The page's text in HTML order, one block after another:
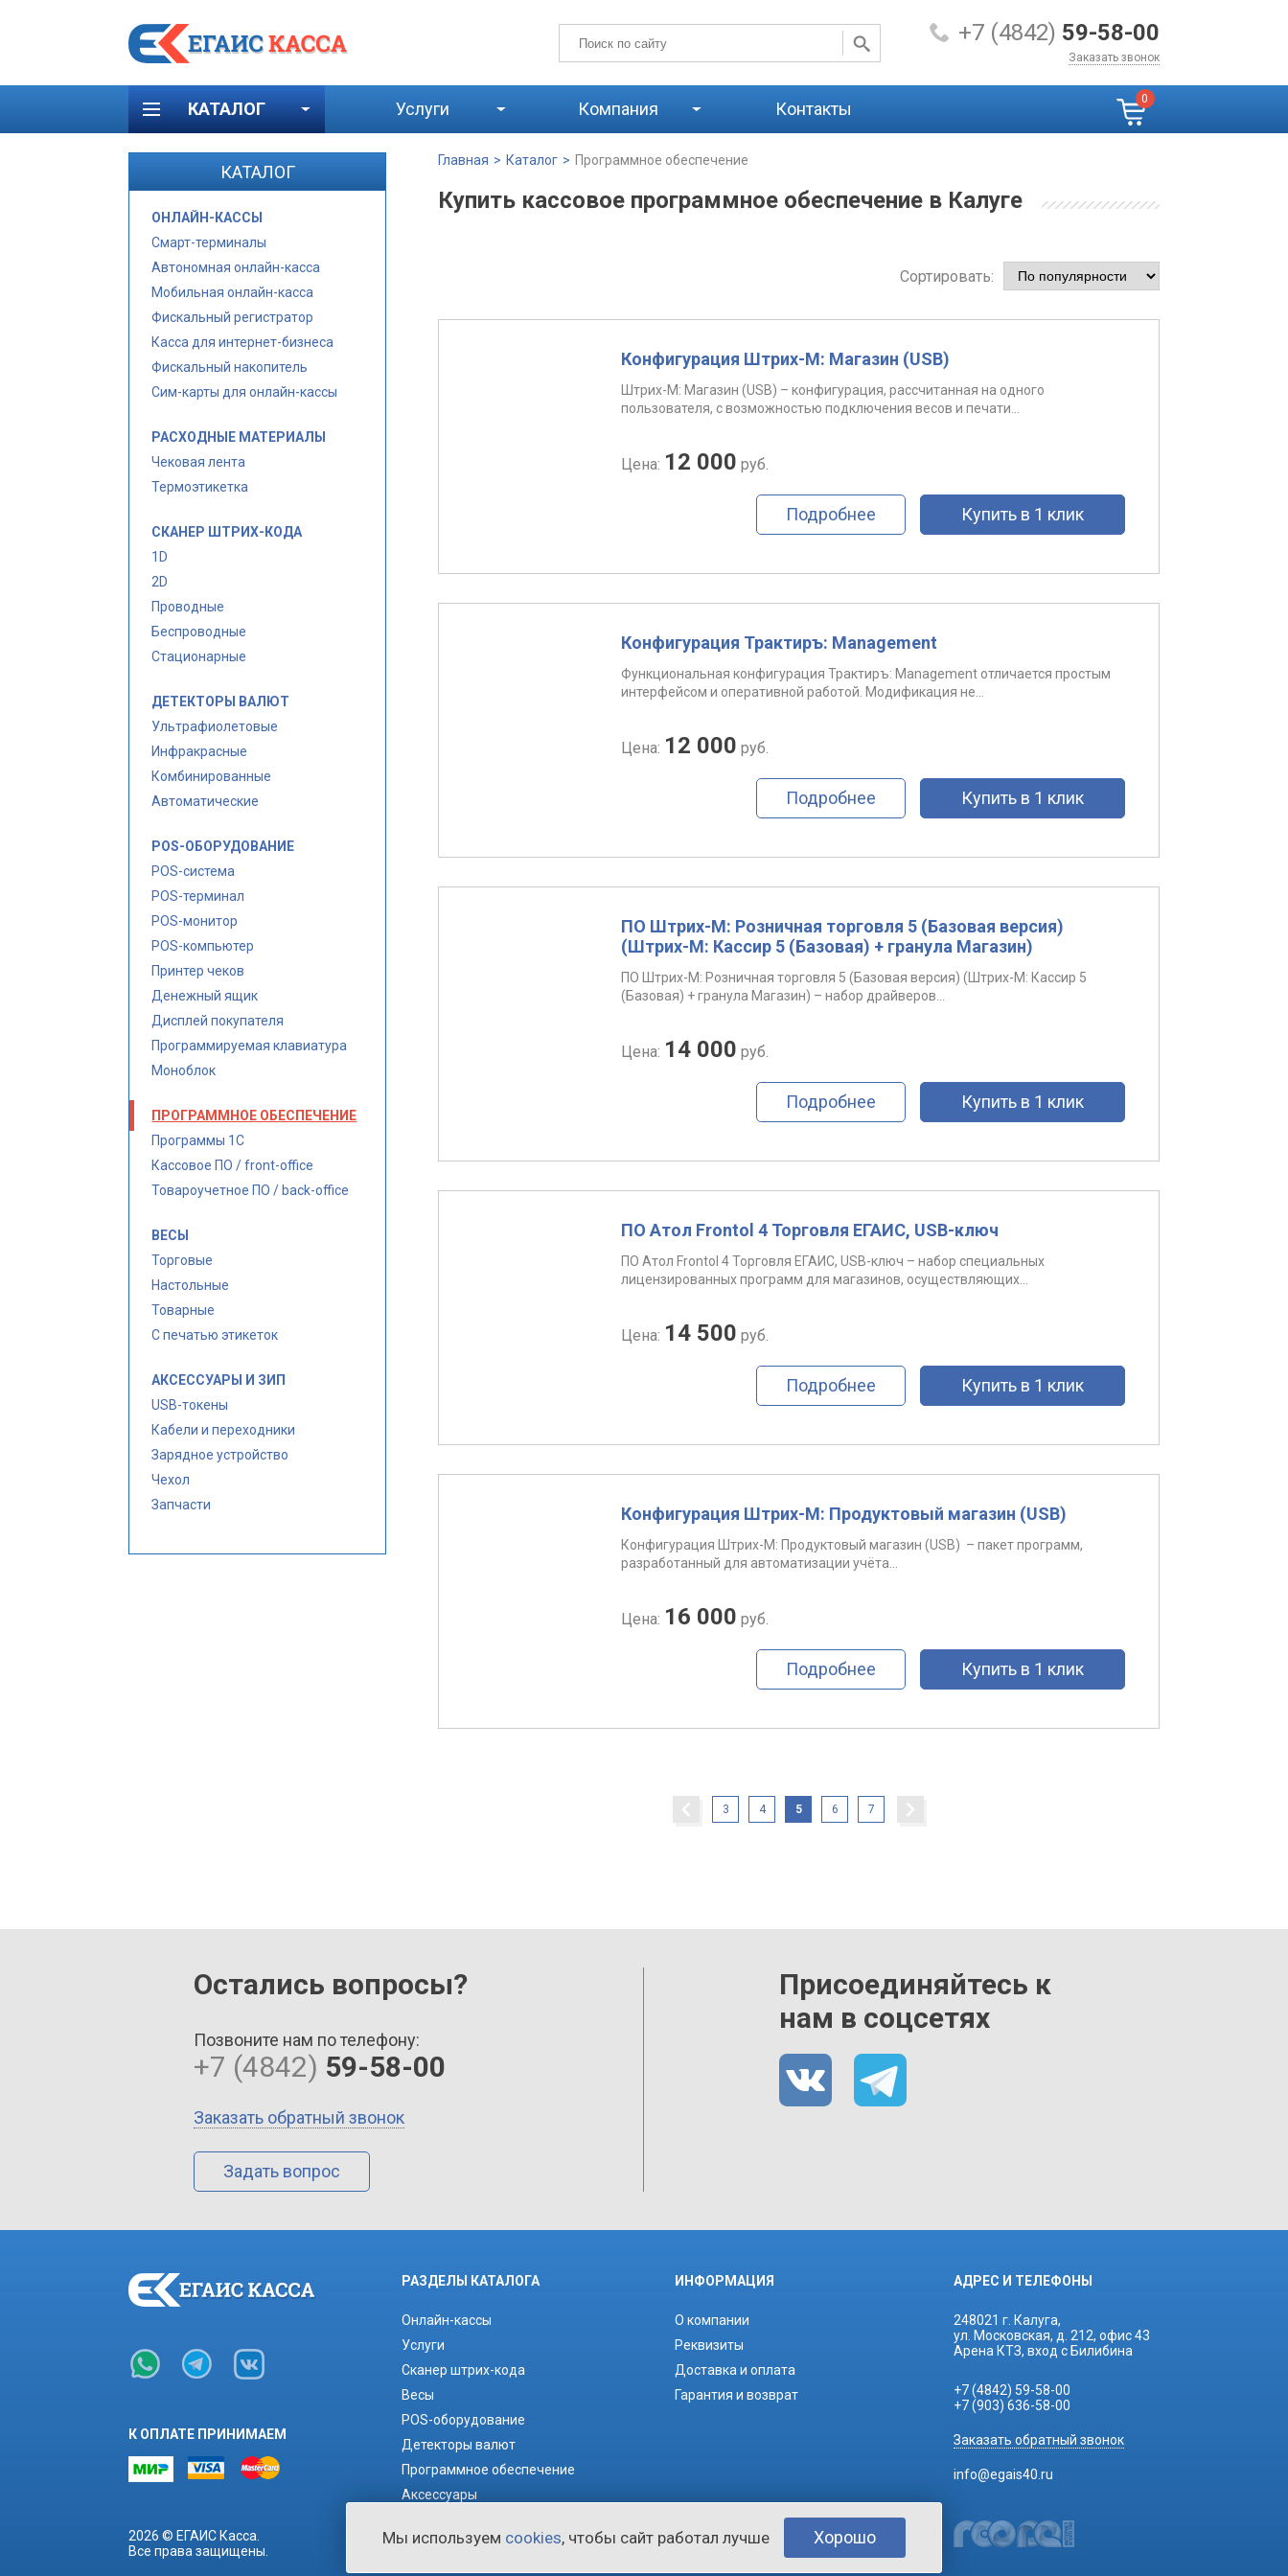
+7 (4842) 59-58-00
Заказать звонок
КАТАЛОГ Услуги Компания Контакты 0
КАТАЛОГ
ОНЛАЙН-КАССЫ
Смарт-терминалы
Автономная онлайн-касса
Мобильная онлайн-касса
Фискальный регистратор
Касса для интернет-бизнеса
Фискальный накопитель
Сим-карты для онлайн-кассы
РАСХОДНЫЕ МАТЕРИАЛЫ
Чековая лента
Термоэтикетка
СКАНЕР ШТРИХ-КОДА
1D
2D
Проводные
Беспроводные
Стационарные
ДЕТЕКТОРЫ ВАЛЮТ
Ультрафиолетовые
Инфракрасные
Комбинированные
Автоматические
POS-ОБОРУДОВАНИЕ
POS-система
POS-терминал
POS-монитор
POS-компьютер
Принтер чеков
Денежный ящик
Дисплей покупателя
Программируемая клавиатура
Моноблок
ПРОГРАММНОЕ ОБЕСПЕЧЕНИЕ
Программы 1С
Кассовое ПО / front-office
Товароучетное ПО / back-office
ВЕСЫ
Торговые
Настольные
Товарные
С печатью этикеток
АКСЕССУАРЫ И ЗИП
USB-токены
Кабели и переходники
Зарядное устройство
Чехол
Запчасти
Главная > Каталог > Программное обеспечение
Купить кассовое программное обеспечение в Калуге
Сортировать:
Конфигурация Штрих-М: Магазин (USB)
Штрих-М: Магазин (USB) – конфигурация, рассчитанная на одного
пользователя, с возможностью подключения весов и печати...
Цена: 12 000 руб.
Подробнее Купить в 1 клик
Конфигурация Трактиръ: Management
Функциональная конфигурация Трактиръ: Management отличается простым
интерфейсом и оперативной работой. Модификация не...
Цена: 12 000 руб.
Подробнее Купить в 1 клик
ПО Штрих-М: Розничная торговля 5 (Базовая версия)
(Штрих-М: Кассир 5 (Базовая) + гранула Магазин)
ПО Штрих-М: Розничная торговля 5 (Базовая версия) (Штрих-М: Кассир 5
(Базовая) + гранула Магазин) – набор драйверов...
Цена: 14 000 руб.
Подробнее Купить в 1 клик
ПО Атол Frontol 4 Торговля ЕГАИС, USB-ключ
ПО Атол Frontol 4 Торговля ЕГАИС, USB-ключ – набор специальных
лицензированных программ для магазинов, осуществляющих...
Цена: 14 500 руб.
Подробнее Купить в 1 клик
Конфигурация Штрих-М: Продуктовый магазин (USB)
Конфигурация Штрих-М: Продуктовый магазин (USB) – пакет программ,
разработанный для автоматизации учёта...
Цена: 16 000 руб.
Подробнее Купить в 1 клик
3 4 5 6 7
Остались вопросы?
Позвоните нам по телефону:
+7 (4842) 59-58-00
Заказать обратный звонок
Задать вопрос
Присоединяйтесь к
нам в соцсетях
К ОПЛАТЕ ПРИНИМАЕМ
2026 © ЕГАИС Касса.
Все права защищены.
РАЗДЕЛЫ КАТАЛОГА
Онлайн-кассы
Услуги
Сканер штрих-кода
Весы
POS-оборудование
Детекторы валют
Программное обеспечение
Аксессуары
ИНФОРМАЦИЯ
О компании
Реквизиты
Доставка и оплата
Гарантия и возврат
АДРЕС И ТЕЛЕФОНЫ
248021 г. Калуга,
ул. Московская, д. 212, офис 43
Арена КТЗ, вход с Билибина
+7 (4842) 59-58-00
+7 (903) 636-58-00
Заказать обратный звонок
info@egais40.ru
Мы используем cookies, чтобы сайт работал лучше Хорошо